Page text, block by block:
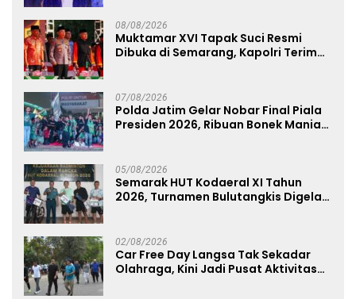
08/08/2026
Muktamar XVI Tapak Suci Resmi
Dibuka di Semarang, Kapolri Terima
07/08/2026
Polda Jatim Gelar Nobar Final Piala
Presiden 2026, Ribuan Bonek Mania
05/08/2026
Semarak HUT Kodaeral XI Tahun
2026, Turnamen Bulutangkis Digelar
02/08/2026
Car Free Day Langsa Tak Sekadar
Olahraga, Kini Jadi Pusat Aktivitas